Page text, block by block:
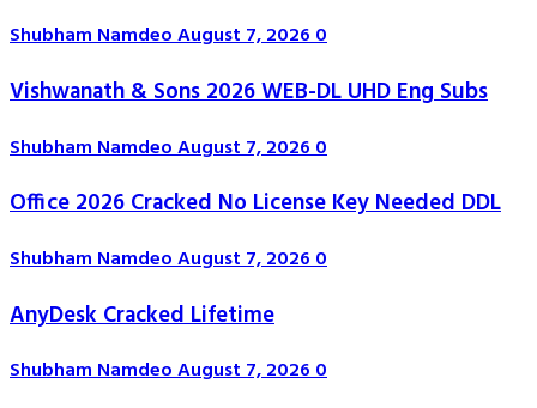
Shubham NamdeoAugust 7, 20260
Vishwanath & Sons 2026 WEB-DL UHD Eng Subs
Shubham NamdeoAugust 7, 20260
Office 2026 Cracked No License Key Needed DDL
Shubham NamdeoAugust 7, 20260
AnyDesk Cracked Lifetime
Shubham NamdeoAugust 7, 20260